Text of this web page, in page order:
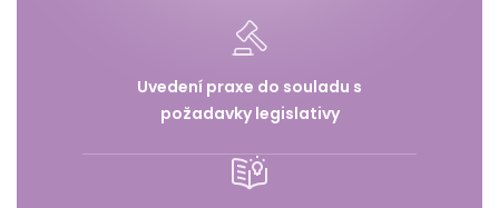
Uvedení praxe do souladu s
požadavky legislativy